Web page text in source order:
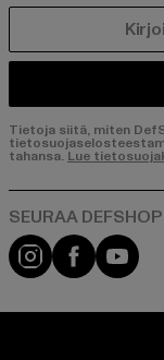
Tietoja siitä, miten
tahansa. Lue
Visit ourVisit our